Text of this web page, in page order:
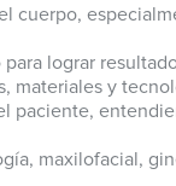
cuerpo,
lograr
materiales y
paciente,
maxilofacial,